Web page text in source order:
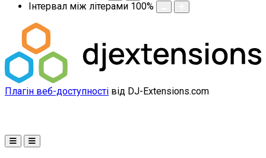
Інтервал між літерами 100%
Плагін веб-доступності від DJ-Extensions.com